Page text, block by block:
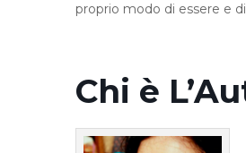
proprio modo di essere e
Chi è